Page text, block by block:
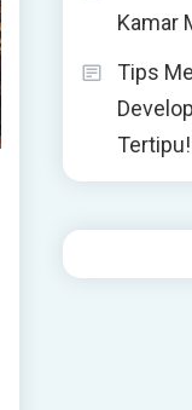
Kamar
Tips
Tertipu!